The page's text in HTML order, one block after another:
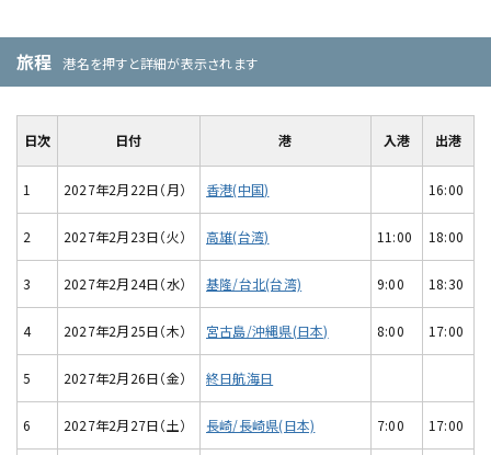
旅程 港名を押すと詳細が表示されます
日次 日付 港 入港 出港
1 2027年2月22日（月） 香港(中国) 16:00
2 2027年2月23日（火） 高雄(台湾) 11:00 18:00
3 2027年2月24日（水） 基隆/台北(台湾) 9:00 18:30
4 2027年2月25日（木） 宮古島/沖縄県(日本) 8:00 17:00
5 2027年2月26日（金） 終日航海日
6 2027年2月27日（土） 長崎/長崎県(日本) 7:00 17:00